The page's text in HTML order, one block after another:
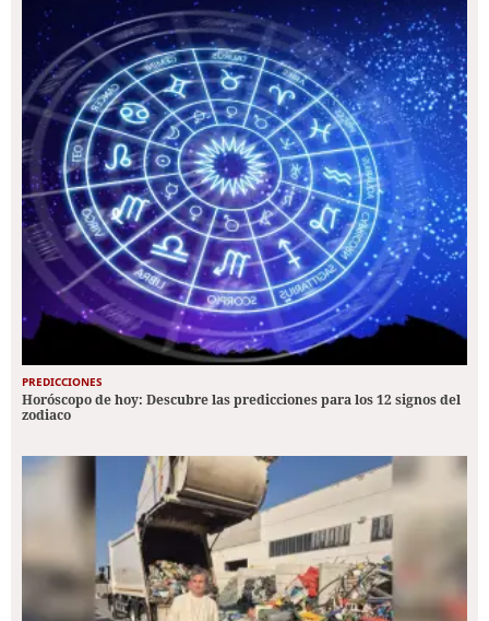
PREDICCIONES
Horóscopo de hoy: Descubre las predicciones para los 12 signos del
zodiaco